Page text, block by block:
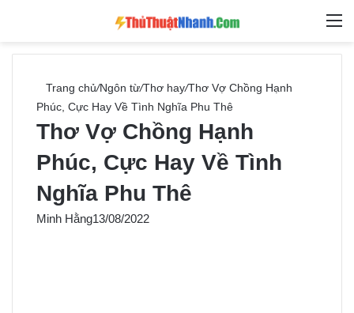
Tìm
Trang chủ/Ngôn từ/Thơ hay/Thơ Vợ Chồng Hạnh
Phúc, Cực Hay Về Tình Nghĩa Phu Thê
Thơ Vợ Chồng Hạnh
Phúc, Cực Hay Về Tình
Nghĩa Phu Thê
Minh Hằng13/08/2022